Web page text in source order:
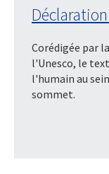
Corédigée par
l'Unesco, le
l'humain au
sommet.